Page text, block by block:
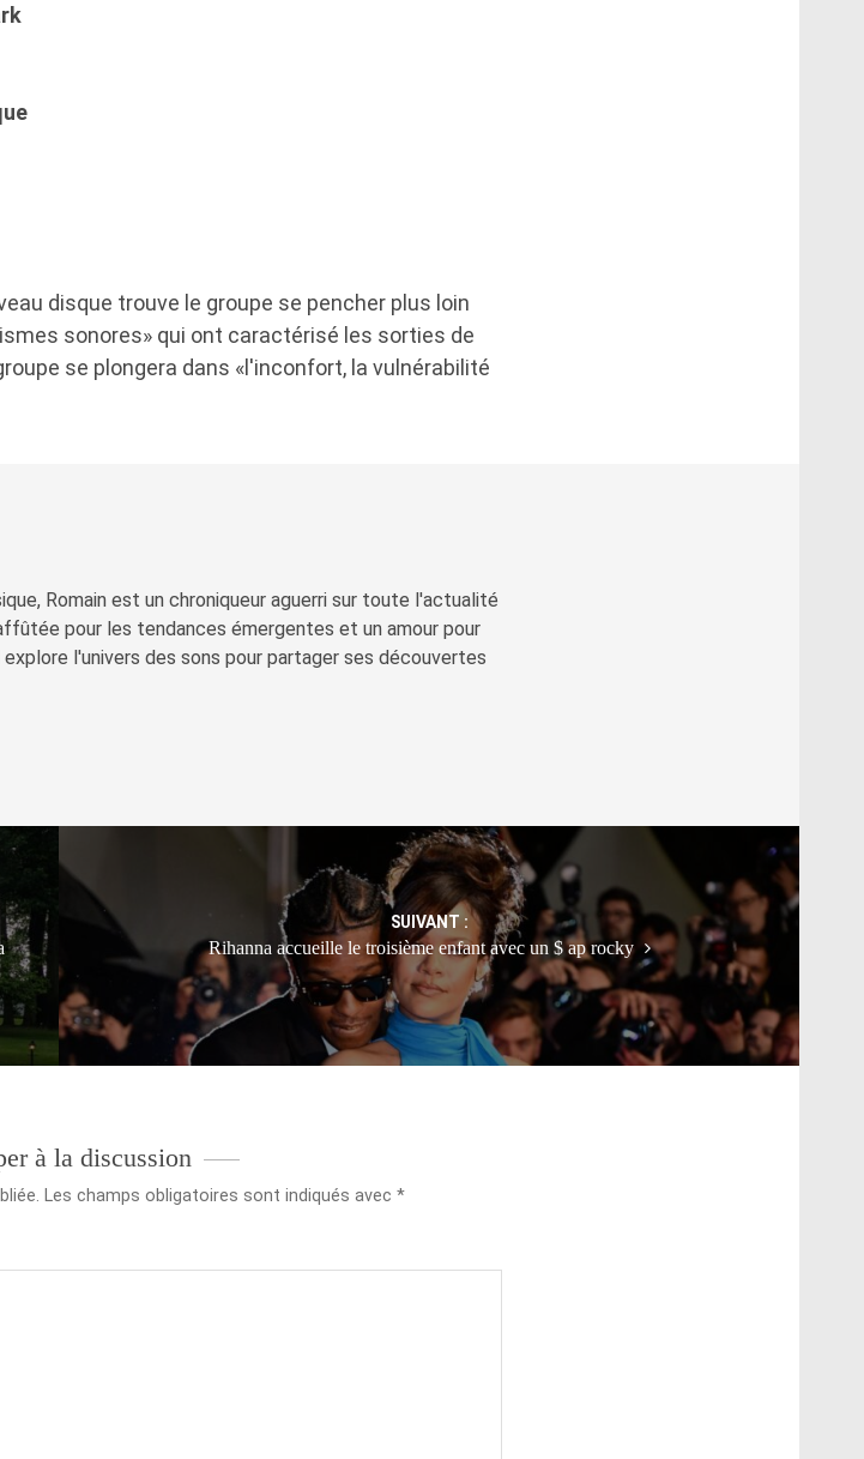
disque trouve le groupe se pencher plus loin
sonores» qui ont caractérisé les sorties de
se plongera dans «l'inconfort, la vulnérabilité
Romain est un chroniqueur aguerri sur toute l'actualité
pour les tendances émergentes et un amour pour
l'univers des sons pour partager ses découvertes
SUIVANT :
Rihanna accueille le troisième enfant avec un $ ap rocky
à la discussion
Les champs obligatoires sont indiqués avec *